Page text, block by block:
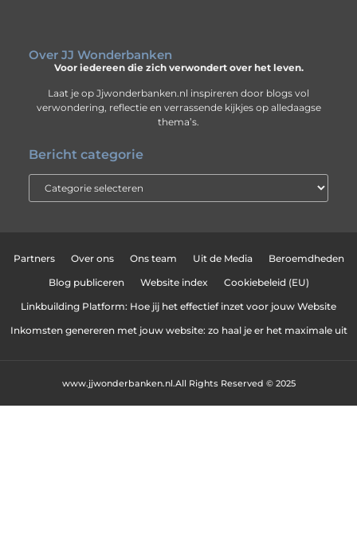
Over JJ Wonderbanken
Voor iedereen die zich verwondert over het leven.
Laat je op Jjwonderbanken.nl inspireren door blogs vol
verwondering, reflectie en verrassende kijkjes op alledaagse
thema’s.
Bericht categorie
Partners Over ons Ons team Uit de Media Beroemdheden
Blog publiceren Website index Cookiebeleid (EU)
Linkbuilding Platform: Hoe jij het effectief inzet voor jouw Website
Inkomsten genereren met jouw website: zo haal je er het maximale uit
All Rights Reserved © 2025
www.jjwonderbanken.nl.